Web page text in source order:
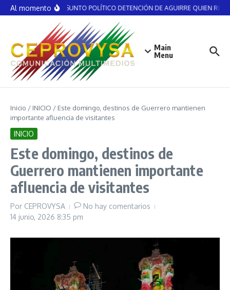
Saltar al contenido
Al momentoNO ES ASUNTO POLÍTICO DETENCIÓN DE AGUIRRE QUIEN
Main
Menu
Inicio / INICIO / Este domingo, destinos de Guerrero mantienen
importante afluencia de visitantes
INICIO
Este domingo, destinos de
Guerrero mantienen importante
afluencia de visitantes
Por CEPROVYSA
No hay comentarios
14 junio, 2026 8:35 pm